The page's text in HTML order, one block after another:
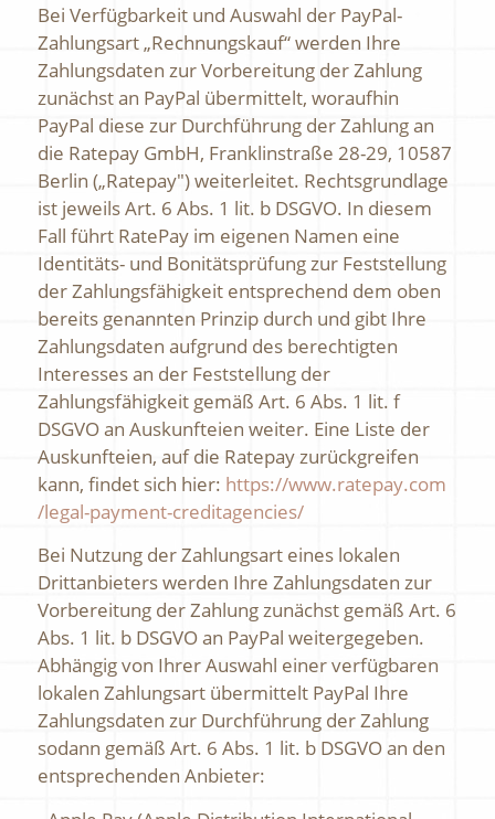
Bei Verfügbarkeit und Auswahl der PayPal-
Zahlungsart „Rechnungskauf“ werden Ihre
Zahlungsdaten zur Vorbereitung der Zahlung
zunächst an PayPal übermittelt, woraufhin
PayPal diese zur Durchführung der Zahlung an
die Ratepay GmbH, Franklinstraße 28-29, 10587
Berlin („Ratepay") weiterleitet. Rechtsgrundlage
ist jeweils Art. 6 Abs. 1 lit. b DSGVO. In diesem
Fall führt RatePay im eigenen Namen eine
Identitäts- und Bonitätsprüfung zur Feststellung
der Zahlungsfähigkeit entsprechend dem oben
bereits genannten Prinzip durch und gibt Ihre
Zahlungsdaten aufgrund des berechtigten
Interesses an der Feststellung der
Zahlungsfähigkeit gemäß Art. 6 Abs. 1 lit. f
DSGVO an Auskunfteien weiter. Eine Liste der
Auskunfteien, auf die Ratepay zurückgreifen
kann, findet sich hier: https://www.ratepay.com
/legal-payment-creditagencies/
Bei Nutzung der Zahlungsart eines lokalen
Drittanbieters werden Ihre Zahlungsdaten zur
Vorbereitung der Zahlung zunächst gemäß Art. 6
Abs. 1 lit. b DSGVO an PayPal weitergegeben.
Abhängig von Ihrer Auswahl einer verfügbaren
lokalen Zahlungsart übermittelt PayPal Ihre
Zahlungsdaten zur Durchführung der Zahlung
sodann gemäß Art. 6 Abs. 1 lit. b DSGVO an den
entsprechenden Anbieter: